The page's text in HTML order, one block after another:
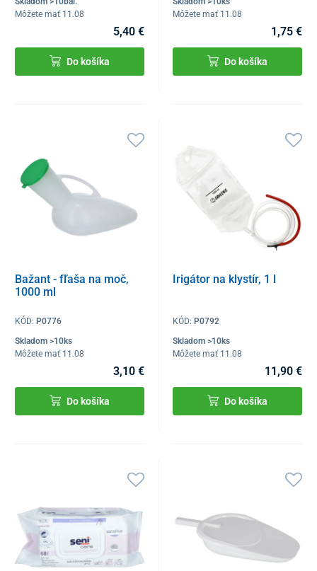
Môžete mať 11.08
5,40 €
Do košíka
Môžete mať 11.08
1,75 €
Do košíka
Bažant - fľaša na moč,
1000 ml
KÓD: P0776
Skladom >10ks
Môžete mať 11.08
3,10 €
Do košíka
Irigátor na klystír, 1 l
KÓD: P0792
Skladom >10ks
Môžete mať 11.08
11,90 €
Do košíka